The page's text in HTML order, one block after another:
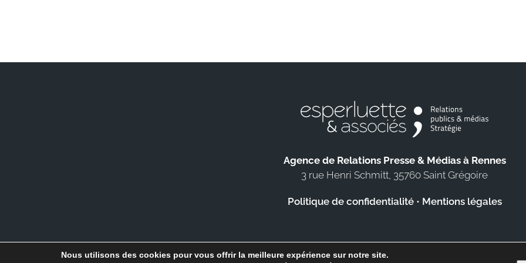
Agence de Relations Presse & Médias à Rennes
3 rue Henri Schmitt, 35760 Saint Grégoire
Politique de confidentialité• Mentions légales
© 2019-2025 Agence de Relations Presse Esperluette & Associés - Tous droits
Nous utilisons des cookies pour vous offrir la meilleure expérience sur notre site.